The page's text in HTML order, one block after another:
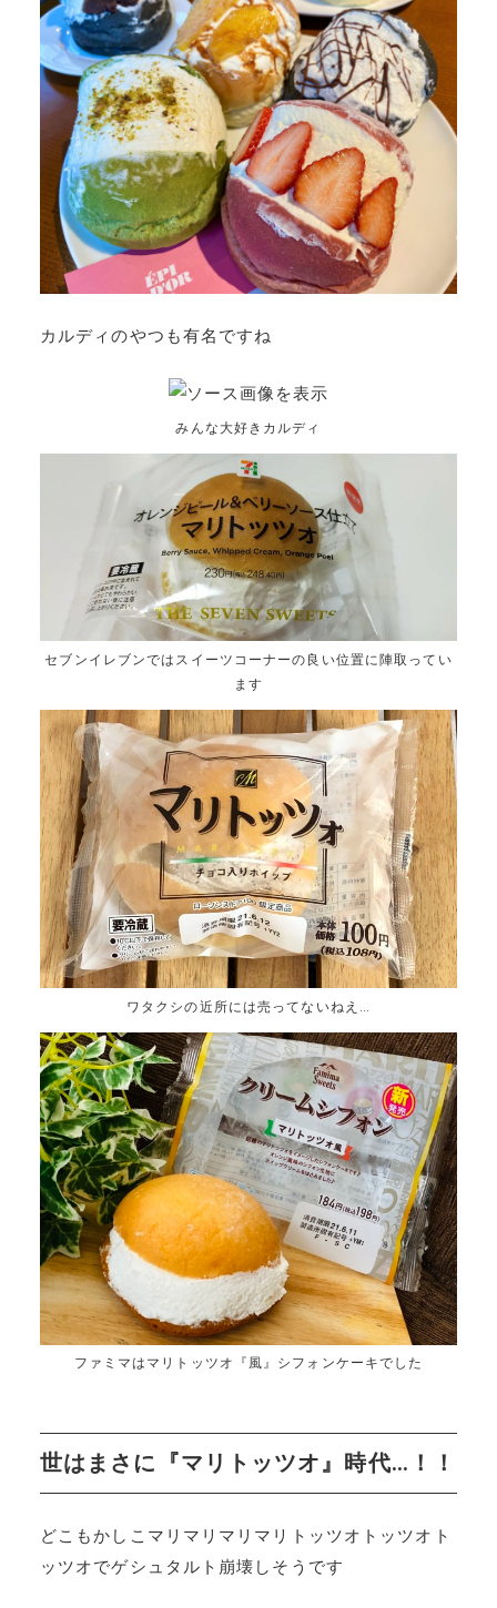
カルディのやつも有名ですね
みんな大好きカルディ
セブンイレブンではスイーツコーナーの良い位置に陣取ってい
ます
ワタクシの近所には売ってないねえ…
ファミマはマリトッツオ『風』シフォンケーキでした
世はまさに『マリトッツオ』時代…！！
どこもかしこマリマリマリマリトッツオトッツオト
ッツオでゲシュタルト崩壊しそうです